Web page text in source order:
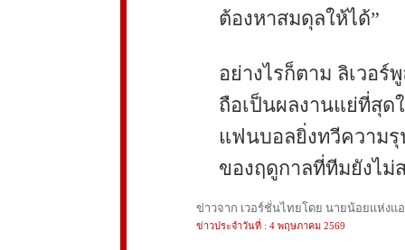
ต้องหาสมดุลให้ได้”
อย่างไรก็ตาม ลิเวอร์
ถือเป็นผลงานแย่ที่สุด
แฟนบอลยิ่งทวีความรุ
ของฤดูกาลที่ทีมยังไม่
ข่าวจาก เวอร์ชั่นไทยโดย นายน้อยแห่งแ
ข่าวประจำวันที่ : 4 พฤษภาคม 2569